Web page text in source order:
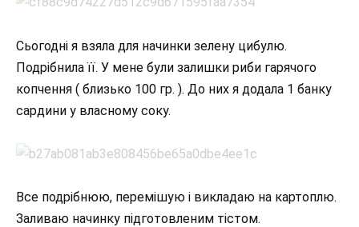
Сьогодні я взяла для начинки зелену цибулю.
Подрібнила її. У мене були залишки риби гарячого
копчення ( близько 100 гр. ). До них я додала 1 банку
сардини у власному соку.
Все подрібнюю, перемішую і викладаю на картоплю.
Заливаю начинку підготовленим тістом.